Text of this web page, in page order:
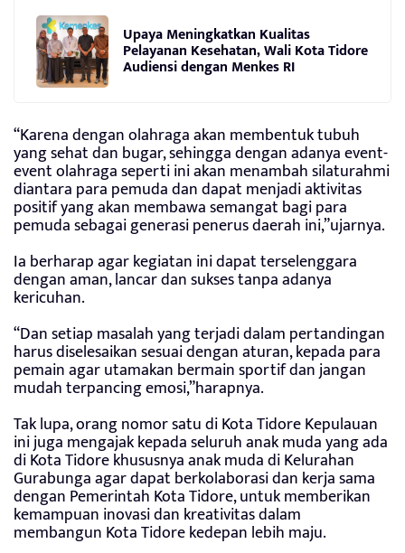
Upaya Meningkatkan Kualitas
Pelayanan Kesehatan, Wali Kota Tidore
Audiensi dengan Menkes RI
“Karena dengan olahraga akan membentuk tubuh
yang sehat dan bugar, sehingga dengan adanya event-
event olahraga seperti ini akan menambah silaturahmi
diantara para pemuda dan dapat menjadi aktivitas
positif yang akan membawa semangat bagi para
pemuda sebagai generasi penerus daerah ini,”ujarnya.
Ia berharap agar kegiatan ini dapat terselenggara
dengan aman, lancar dan sukses tanpa adanya
kericuhan.
“Dan setiap masalah yang terjadi dalam pertandingan
harus diselesaikan sesuai dengan aturan, kepada para
pemain agar utamakan bermain sportif dan jangan
mudah terpancing emosi,”harapnya.
Tak lupa, orang nomor satu di Kota Tidore Kepulauan
ini juga mengajak kepada seluruh anak muda yang ada
di Kota Tidore khususnya anak muda di Kelurahan
Gurabunga agar dapat berkolaborasi dan kerja sama
dengan Pemerintah Kota Tidore, untuk memberikan
kemampuan inovasi dan kreativitas dalam
membangun Kota Tidore kedepan lebih maju.